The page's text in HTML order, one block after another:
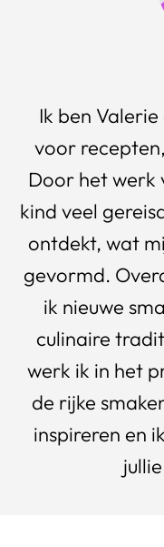
Ik ben
voor
Door het werk
kind veel
ontdekt, wat
gevormd.
ik nieuwe
culinaire
werk ik in het
de rijke
inspireren en